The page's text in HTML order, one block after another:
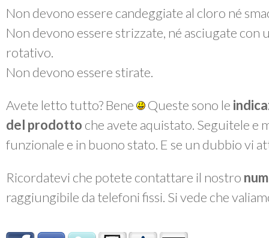
Non devono essere candeggiate al cloro né
Non devono essere strizzate, né asciugate con
rotativo.
Non devono essere stirate.
Avete letto tutto? Bene Queste sono le
del prodotto che avete aquistato. Seguitele
funzionale e in buono stato. E se un dubbio vi
Ricordatevi che potete contattare il nostro
raggiungibile da telefoni fissi. Si vede che